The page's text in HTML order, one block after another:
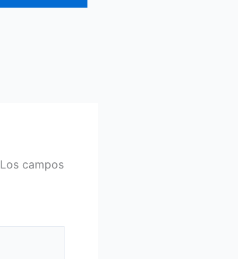
Los campos